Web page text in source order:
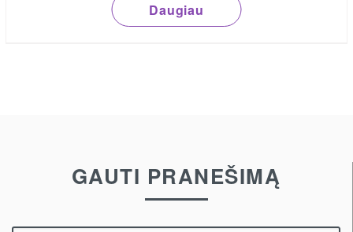
Daugiau
GAUTI PRANEŠIMĄ